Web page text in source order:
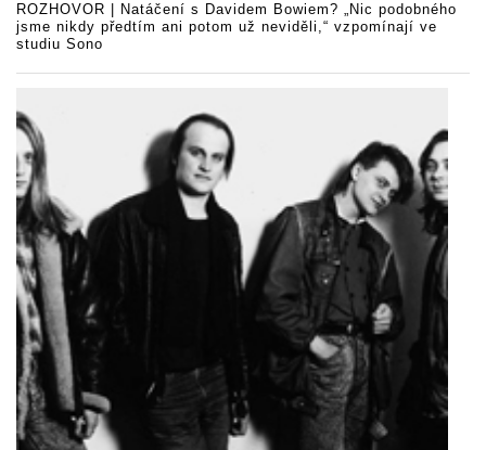
ROZHOVOR | Natáčení s Davidem Bowiem? „Nic podobného
jsme nikdy předtím ani potom už neviděli,“ vzpomínají ve
studiu Sono